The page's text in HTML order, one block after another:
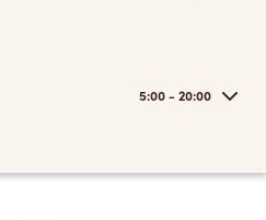
5:00 - 20:00